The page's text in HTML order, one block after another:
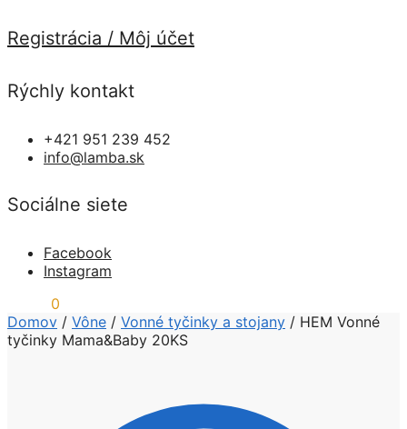
Registrácia / Môj účet
Rýchly kontakt
+421 951 239 452
info@lamba.sk
Sociálne siete
Facebook
Instagram
0
Domov / Vône / Vonné tyčinky a stojany / HEM Vonné
tyčinky Mama&Baby 20KS